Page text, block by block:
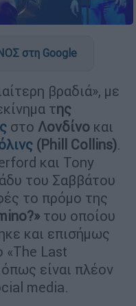
στη Google
βραδιά», με
της
στο Λονδίνο και
(Phill Collins).
και Tony
του Σαββάτου
το πρόμο της
του οποίου
και επισήμως
«The Last
είναι πλέον
media.